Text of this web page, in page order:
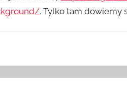
. Tylko tam dowiemy